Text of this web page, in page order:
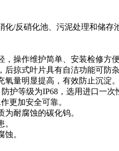
/反硝化池、污泥处理和储
操作维护简单、安装检修方
掠式叶片具有自洁功能可防
量明显提高，有效防止沉淀。
护等级为IP68，选用进口一
更加安全可靠。
耐腐蚀的碳化钨。
。